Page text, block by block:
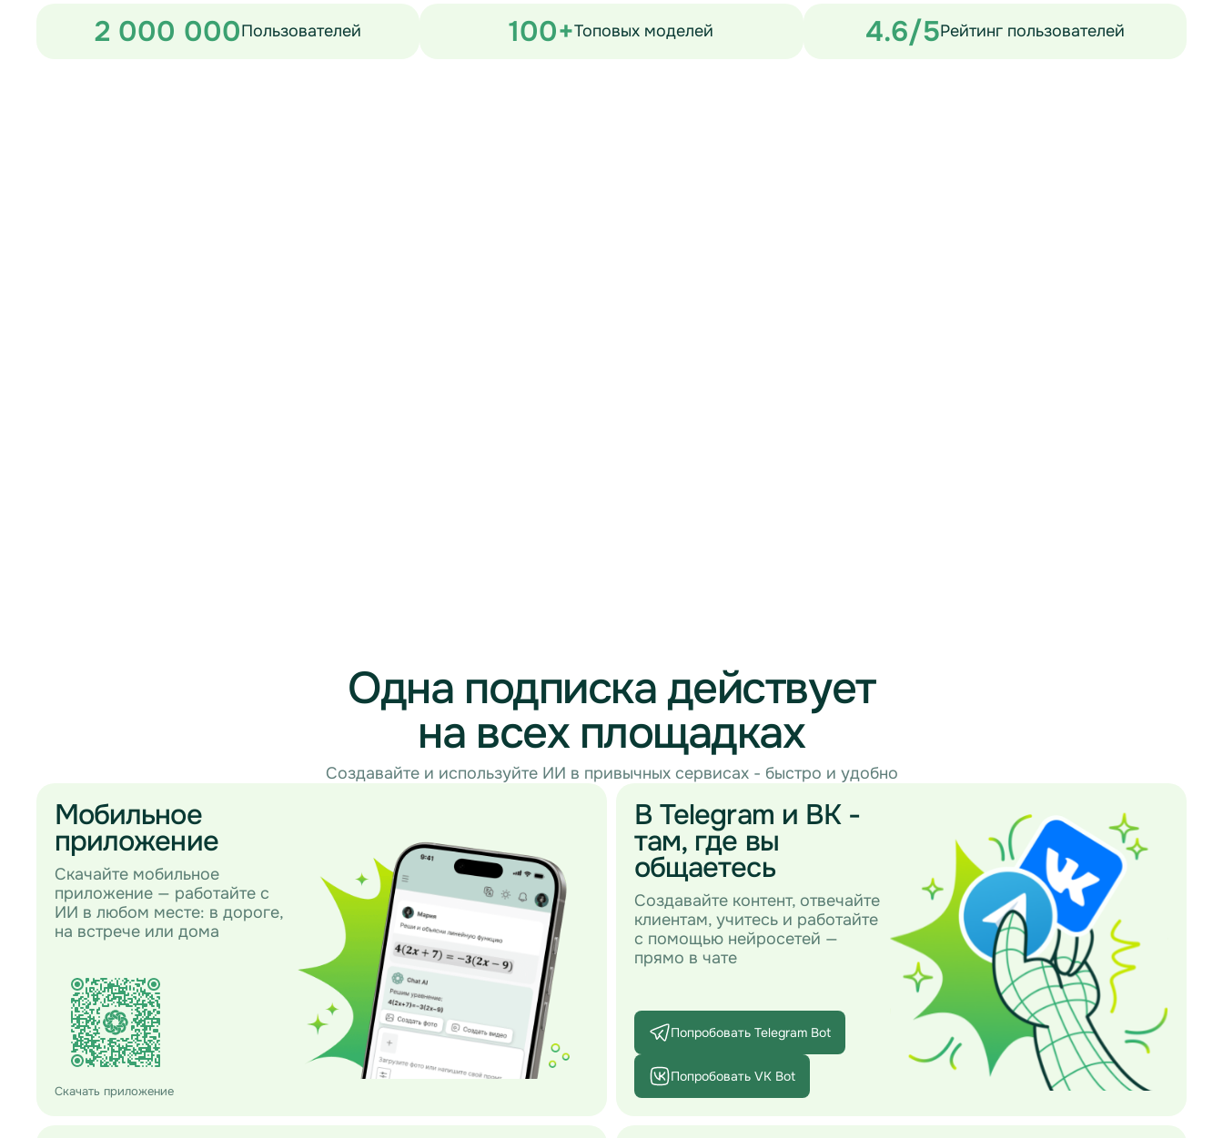
2 000 000Пользователей 100+Топовых моделей 4.6/5Рейтинг пользователей
Одна подписка действует
на всех площадках
Создавайте и используйте ИИ в привычных сервисах - быстро и удобно
Мобильное
приложение
Скачайте мобильное
приложение — работайте с
ИИ в любом месте: в дороге,
на встрече или дома
Скачать приложение
В Telegram и ВК -
там, где вы
общаетесь
Создавайте контент, отвечайте
клиентам, учитесь и работайте
с помощью нейросетей —
прямо в чате
Попробовать Telegram Bot
Попробовать VK Bot